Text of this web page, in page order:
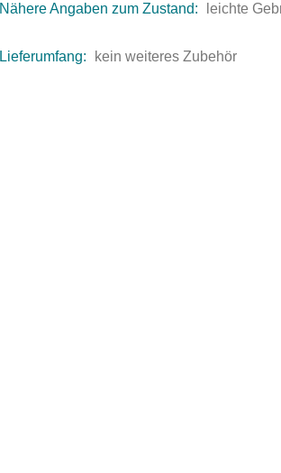
Nähere Angaben zum Zustand: leichte
Lieferumfang: kein weiteres Zubehör